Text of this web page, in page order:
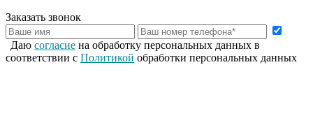
Заказать звонок
Даю согласие на обработку персональных данных в
соответствии с Политикой обработки персональных данных